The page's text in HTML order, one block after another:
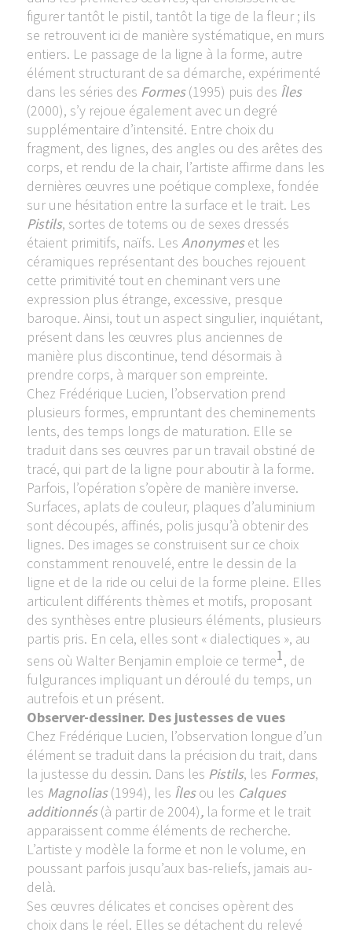
figurer tantôt le pistil, tantôt la tige de la fleur ; ils
se retrouvent ici de manière systématique, en murs
entiers. Le passage de la ligne à la forme, autre
élément structurant de sa démarche, expérimenté
dans les séries des Formes(1995) puis des Îles
(2000), s’y rejoue également avec un degré
supplémentaire d’intensité. Entre choix du
fragment, des lignes, des angles ou des arêtes des
corps, et rendu de la chair, l’artiste affirme dans les
dernières œuvres une poétique complexe, fondée
sur une hésitation entre la surface et le trait. Les
Pistils, sortes de totems ou de sexes dressés
étaient primitifs, naïfs. Les Anonymeset les
céramiques représentant des bouches rejouent
cette primitivité tout en cheminant vers une
expression plus étrange, excessive, presque
baroque. Ainsi, tout un aspect singulier, inquiétant,
présent dans les œuvres plus anciennes de
manière plus discontinue, tend désormais à
prendre corps, à marquer son empreinte.
Chez Frédérique Lucien, l’observation prend
plusieurs formes, empruntant des cheminements
lents, des temps longs de maturation. Elle se
traduit dans ses œuvres par un travail obstiné de
tracé, qui part de la ligne pour aboutir à la forme.
Parfois, l’opération s’opère de manière inverse.
Surfaces, aplats de couleur, plaques d’aluminium
sont découpés, affinés, polis jusqu’à obtenir des
lignes. Des images se construisent sur ce choix
constamment renouvelé, entre le dessin de la
ligne et de la ride ou celui de la forme pleine. Elles
articulent différents thèmes et motifs, proposant
des synthèses entre plusieurs éléments, plusieurs
partis pris. En cela, elles sont « dialectiques », au
sens où Walter Benjamin emploie ce terme1, de
fulgurances impliquant un déroulé du temps, un
autrefois et un présent.
Observer-dessiner. Des justesses de vues
Chez Frédérique Lucien, l’observation longue d’un
élément se traduit dans la précision du trait, dans
la justesse du dessin. Dans les Pistils, les Formes,
les Magnolias(1994), les Îlesou les Calques
additionnés(à partir de 2004), la forme et le trait
apparaissent comme éléments de recherche.
L’artiste y modèle la forme et non le volume, en
poussant parfois jusqu’aux bas-reliefs, jamais au-
delà.
Ses œuvres délicates et concises opèrent des
choix dans le réel. Elles se détachent du relevé